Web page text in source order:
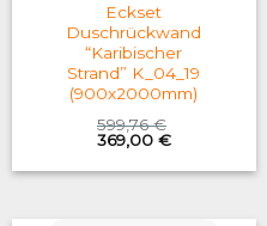
Eckset
Duschrückwand
“Karibischer
Strand” K_04_19
(900x2000mm)
599,76€
Original
price
was:
369,00 €Current
is: